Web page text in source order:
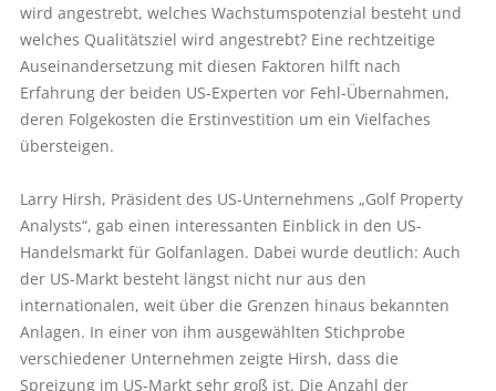
wird angestrebt, welches Wachstums­potenzial besteht und
welches Qualitätsziel wird angestrebt? Eine rechtzeitige
Auseinandersetzung mit diesen Faktoren hilft nach
Erfahrung der beiden US-Experten vor Fehl-Übernahmen,
deren Folgekosten die Erstinvestition um ein Vielfaches
übersteigen.
Larry Hirsh, Präsident des US-Unternehmens „Golf Property
Analysts“, gab einen interessanten Einblick in den US-
Handelsmarkt für Golfanlagen. Dabei wurde deutlich: Auch
der US-Markt besteht längst nicht nur aus den
internationalen, weit über die Grenzen hinaus bekannten
Anlagen. In einer von ihm ausgewählten Stichprobe
verschiedener Unternehmen zeigte Hirsh, dass die
Spreizung im US-Markt sehr groß ist. Die Anzahl der